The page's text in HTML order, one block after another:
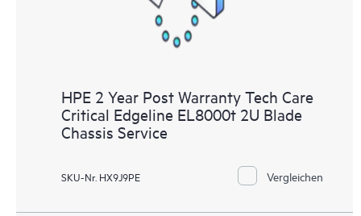
HPE 2 Year Post Warranty Tech Care
Critical Edgeline EL8000t 2U Blade
Chassis Service
SKU-Nr. HX9J9PE Vergleichen